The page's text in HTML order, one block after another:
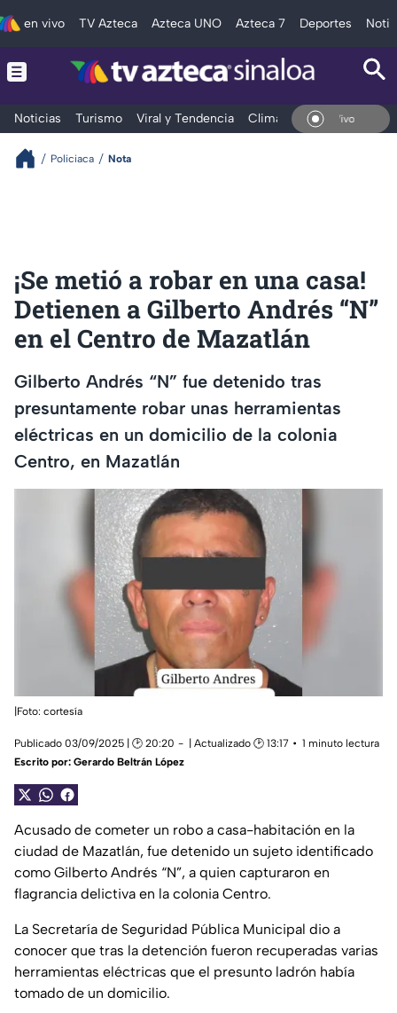
en vivo TV Azteca Azteca UNO Azteca 7 Deportes
Noticias Turismo Viral y Tendencia Clima Deportes
En Vivo
Policiaca Nota
¡Se metió a robar en una casa!
Detienen a Gilberto Andrés “N”
en el Centro de Mazatlán
Gilberto Andrés “N” fue detenido tras
presuntamente robar unas herramientas
eléctricas en un domicilio de la colonia
Centro, en Mazatlán
|Foto: cortesía
Publicado 03/09/2025 | 🕑 20:20 | Actualizado 🕑 13:17
1 minuto lectura
Escrito por: Gerardo Beltrán López
Acusado de cometer un robo a casa-habitación en la
ciudad de Mazatlán, fue detenido un sujeto identificado
como Gilberto Andrés “N”, a quien capturaron en
flagrancia delictiva en la colonia Centro.
La Secretaría de Seguridad Pública Municipal dio a
conocer que tras la detención fueron recuperadas varias
herramientas eléctricas que el presunto ladrón había
tomado de un domicilio.